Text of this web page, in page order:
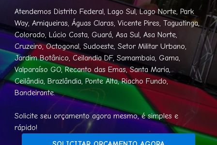
Atendemos Distrito Federal, Lago Sul, Lago Norte, Park
Way, Arniqueiras, Águas Claras, Vicente Pires, Taguatinga,
Colorado, Lúcio Costa, Guará, Asa Sul, Asa Norte,
Cruzeiro, Octogonal, Sudoeste, Setor Militar Urbano,
Jardim Botânico, Ceilandia DF, Samambaia, Gama,
Valparaíso GO, Recanto das Emas, Santa Maria,
Ceilândia, Brazlândia, Ponte Alta, Riacho Fundo,
Bandeirante.
Solicite seu orçamento agora mesmo, é simples e
rápido!